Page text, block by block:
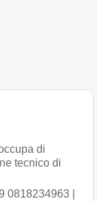
di
tecnico di
0818234963